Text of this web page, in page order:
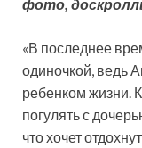
фото,
«В последнее
одиночкой, ведь
ребенком жизни.
погулять с
что хочет